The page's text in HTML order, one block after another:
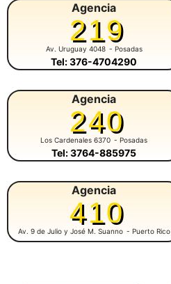
Agencia
219
Av. Uruguay 4048 - Posadas
Tel: 376-4704290
Agencia
240
Los Cardenales 6370 - Posadas
Tel: 3764-885975
Agencia
410
Av. 9 de Julio y José M. Suanno - Puerto Rico